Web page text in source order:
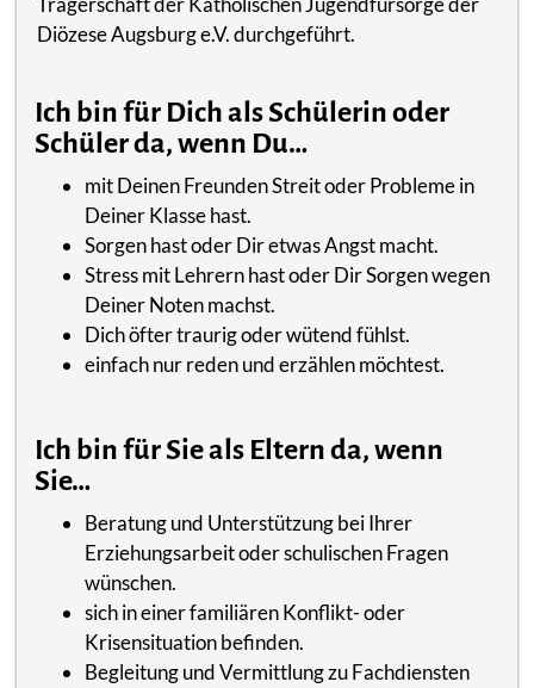
Diözese Augsburg e.V. durchgeführt.
Ich bin für Dich als Schülerin oder
Schüler da, wenn Du…
mit Deinen Freunden Streit oder Probleme in
Deiner Klasse hast.
Sorgen hast oder Dir etwas Angst macht.
Stress mit Lehrern hast oder Dir Sorgen wegen
Deiner Noten machst.
Dich öfter traurig oder wütend fühlst.
einfach nur reden und erzählen möchtest.
Ich bin für Sie als Eltern da, wenn
Sie…
Beratung und Unterstützung bei Ihrer
Erziehungsarbeit oder schulischen Fragen
wünschen.
sich in einer familiären Konflikt- oder
Krisensituation befinden.
Begleitung und Vermittlung zu Fachdiensten